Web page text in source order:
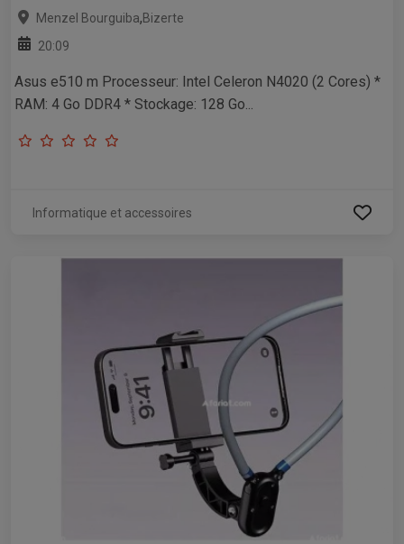
Menzel Bourguiba,Bizerte
20:09
Asus e510 m Processeur: Intel Celeron N4020 (2 Cores) *
RAM: 4 Go DDR4 * Stockage: 128 Go...
Informatique et accessoires